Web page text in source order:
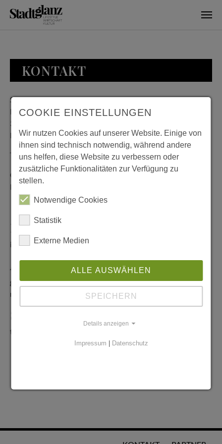
KONTAKT
Stadtglanz / mediaworld GmbH
Bankplatz 8
38100 Braunschweig
Deutschland
Telefon: 0531 482010-20
Geschäftszeiten: Montag bis Donnerstag 08:00 bis 18:00;
Freitag 08:00 bis 15:00
Redaktionelle Anfragen
info@stadtglanz.de
Anzeigen-Service
graen@mediaworldgmbh.deoder
meyer@mediaworldgmbh.de
tipps@stadtglanz.de
COOKIE EINSTELLUNGEN
Wir nutzen Cookies auf unserer Website. Einige von
ihnen sind technisch notwendig, während andere
uns helfen, diese Website zu verbessern oder
zusätzliche Funktionalitäten zur Verfügung zu
stellen.
Notwendige Cookies
Statistik
Externe Medien
ALLE AUSWÄHLEN
SPEICHERN
Details anzeigen
Impressum | Datenschutz